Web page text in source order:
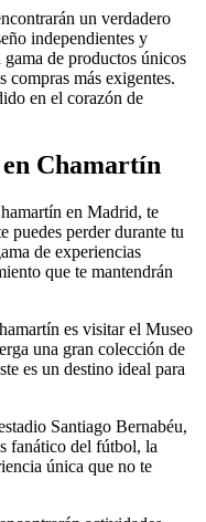
un verdadero
independientes y
de productos únicos
compras más exigentes.
en el corazón de
Chamartín
en Madrid, te
puedes perder durante tu
de experiencias
que te mantendrán
es visitar el Museo
una gran colección de
es un destino ideal para
Santiago Bernabéu,
fanático del fútbol, la
única que no te